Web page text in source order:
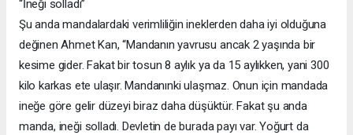
“İneği solladı”
Şu anda mandalardaki verimliliğin ineklerden daha iyi olduğuna
değinen Ahmet Kan, “Mandanın yavrusu ancak 2 yaşında bir
kesime gider. Fakat bir tosun 8 aylık ya da 15 aylıkken, yani 300
kilo karkas ete ulaşır. Mandanınki ulaşmaz. Onun için mandada
ineğe göre gelir düzeyi biraz daha düşüktür. Fakat şu anda
manda, ineği solladı. Devletin de burada payı var. Yoğurt da